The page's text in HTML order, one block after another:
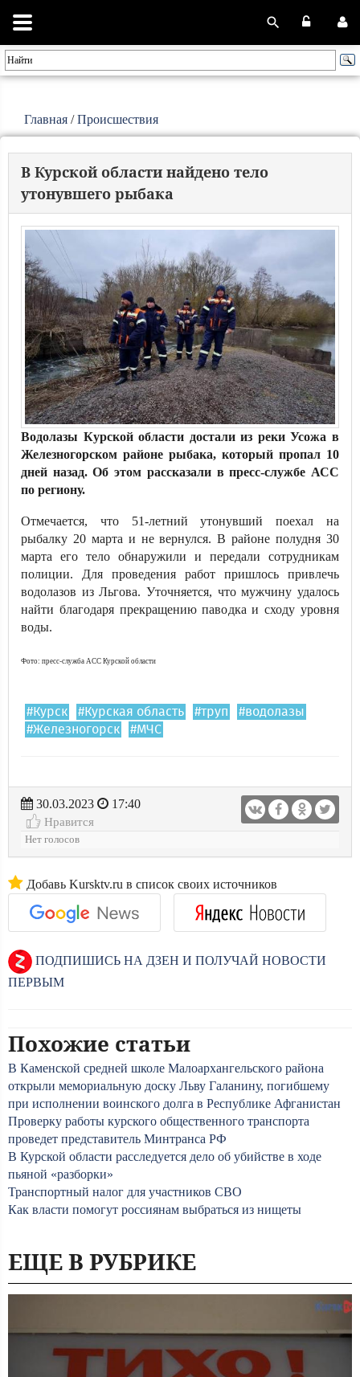
Главная /Происшествия
В Курской области найдено тело
утонувшего рыбака
Водолазы Курской области достали из реки Усожа в
Железногорском районе рыбака, который пропал 10
дней назад. Об этом рассказали в пресс-службе АСС
по региону.
Отмечается, что 51-летний утонувший поехал на
рыбалку 20 марта и не вернулся. В районе полудня 30
марта его тело обнаружили и передали сотрудникам
полиции. Для проведения работ пришлось привлечь
водолазов из Льгова. Уточняется, что мужчину удалось
найти благодаря прекращению паводка и сходу уровня
воды.
Фото: пресс-служба АСС Курской области
#Курск #Курская область #труп
#водолазы
#Железногорск
#МЧС
30.03.2023
17:40
Нравится
Нет голосов
Добавь Kursktv.ru в список своих источников
ПОДПИШИСЬ НА ДЗЕН И ПОЛУЧАЙ НОВОСТИ
ПЕРВЫМ
Похожие статьи
В Каменской средней школе Малоархангельского района
открыли мемориальную доску Льву Галанину, погибшему
при исполнении воинского долга в Республике Афганистан
Проверку работы курского общественного транспорта
проведет представитель Минтранса РФ
В Курской области расследуется дело об убийстве в ходе
пьяной «разборки»
Транспортный налог для участников СВО
Как власти помогут россиянам выбраться из нищеты
ЕЩЕ В РУБРИКЕ